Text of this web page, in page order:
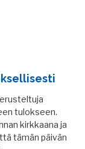
tulokseen.
kirkkaana ja
tämän päivän